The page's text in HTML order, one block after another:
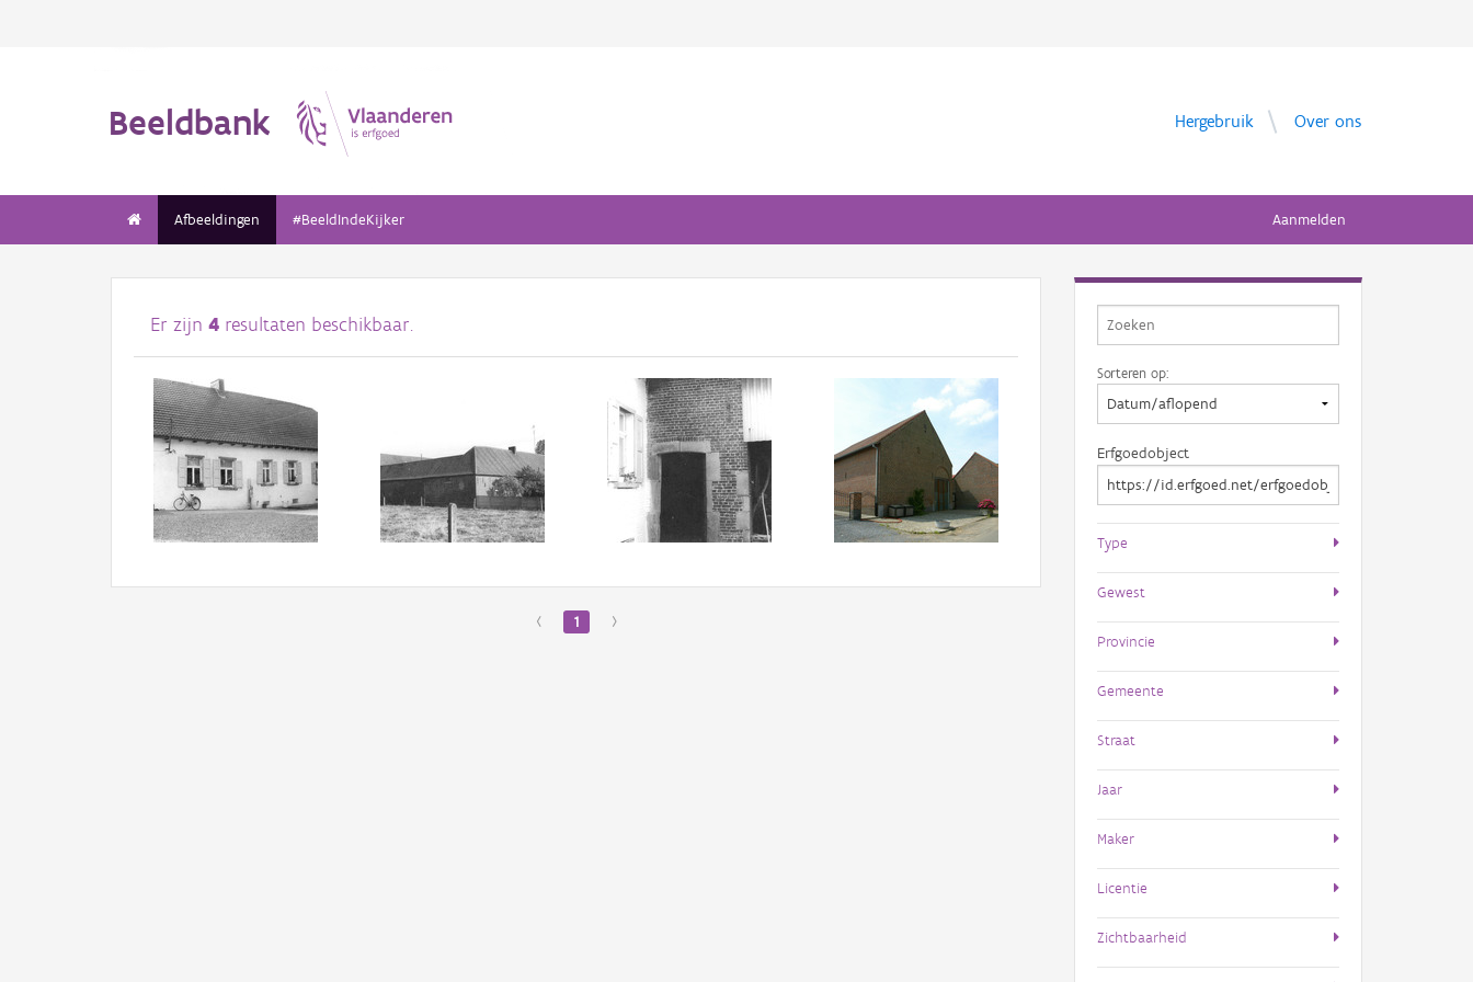
Beeldbank Hergebruik Over ons
Afbeeldingen #BeeldIndeKijker Aanmelden
Er zijn 4 resultaten beschikbaar.
‹ 1 ›
Sorteren op:
Erfgoedobject
Type
Gewest
Provincie
Gemeente
Straat
Jaar
Maker
Licentie
Zichtbaarheid